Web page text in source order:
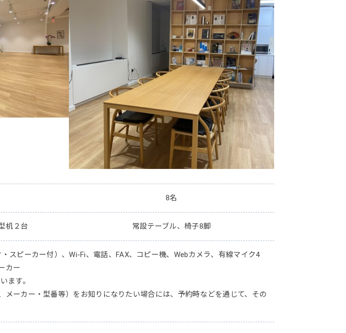
8名
机２台 常設テーブル、椅子8脚
スピーカー付）、Wi-Fi、電話、FAX、コピー機、Webカメラ、有線マイク4
カー
ます。
メーカー・型番等）をお知りになりたい場合には、予約時などを通じて、その